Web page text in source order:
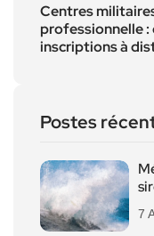
Centres
professionnelle
inscriptions à
Postes
7